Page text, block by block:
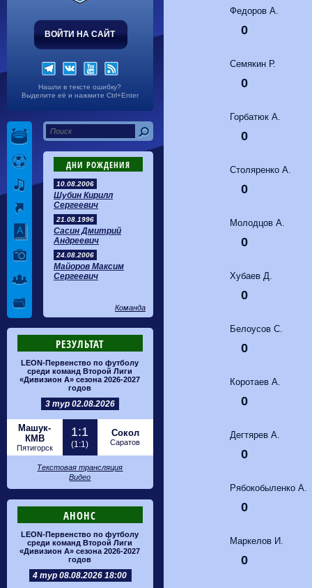
ВОЙТИ НА САЙТ
Нашли в тексте ошибку?
Выделите её и нажмите Ctrl+Enter
ДНИ РОЖДЕНИЯ
10.08.2006
Шубин Кирилл
Сергеевич
21.08.1996
Сасин Дмитрий
Андреевич
24.08.2006
Майоров Максим
Сергеевич
Команда
РЕЗУЛЬТАТ
LEON-Первенство по футболу
среди команд Второй Лиги
«Дивизион А» сезона 2026-2027
годов
3 тур 02.08.2026
Машук-
КМВ
Пятигорск
1:1
(1:1)
Сокол
Саратов
Текстовая трансляция
Видео
АНОНС
LEON-Первенство по футболу
среди команд Второй Лиги
«Дивизион А» сезона 2026-2027
годов
4 тур 08.08.2026 18:00
Федоров А.
0
Семякин Р.
0
Горбатюк А.
0
Столяренко А.
0
Молодцов А.
0
Хубаев Д.
0
Белоусов С.
0
Коротаев А.
0
Дегтярев А.
0
Рябокобыленко А.
0
Маркелов И.
0
0-1 Сибирь